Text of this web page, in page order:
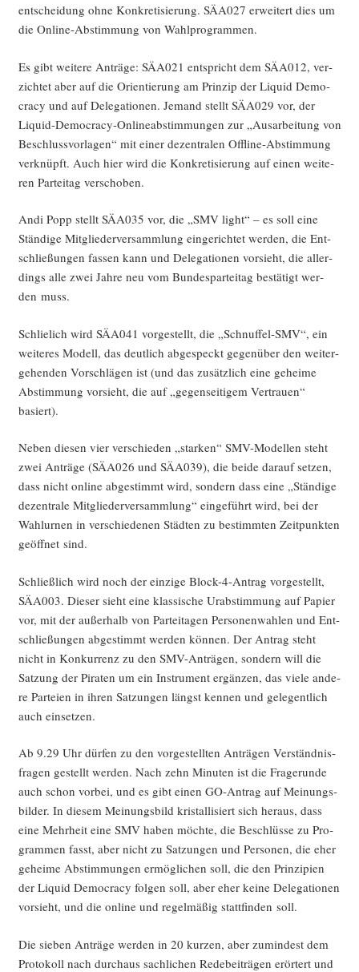
ent­schei­dung ohne Kon­kre­ti­sie­rung. SÄA027 erwei­tert dies um
die Online-Abstim­mung von Wahlprogrammen.
Es gibt wei­te­re Anträ­ge: SÄA021 ent­spricht dem SÄA012, ver­
zich­tet aber auf die Ori­en­tie­rung am Prin­zip der Liquid Demo­
cra­cy und auf Dele­ga­tio­nen. Jemand stellt SÄA029 vor, der
Liquid-Demo­cra­cy-Online­ab­stim­mun­gen zur „Aus­ar­bei­tung von
Beschluss­vor­la­gen“ mit einer dezen­tra­len Off­line-Abstim­mung
ver­knüpft. Auch hier wird die Kon­kre­ti­sie­rung auf einen wei­te­
ren Par­tei­tag verschoben.
Andi Popp stellt SÄA035 vor, die „SMV light“ – es soll eine
Stän­di­ge Mit­glie­der­ver­samm­lung ein­ge­rich­tet wer­den, die Ent­
schlie­ßun­gen fas­sen kann und Dele­ga­tio­nen vor­sieht, die aller­
dings alle zwei Jah­re neu vom Bun­des­par­tei­tag bestä­tigt wer­
den muss.
Schlie­lich wird SÄA041 vor­ge­stellt, die „Schnuf­fel-SMV“, ein
wei­te­res Modell, das deut­lich abge­speckt gegen­über den wei­ter­
ge­hen­den Vor­schlä­gen ist (und das zusätz­lich eine gehei­me
Abstim­mung vor­sieht, die auf „gegen­sei­ti­gem Ver­trau­en“
basiert).
Neben die­sen vier ver­schie­den „star­ken“ SMV-Model­len steht
zwei Anträ­ge (SÄA026 und SÄA039), die bei­de dar­auf set­zen,
dass nicht online abge­stimmt wird, son­dern dass eine „Stän­di­ge
dezen­tra­le Mit­glie­der­ver­samm­lung“ ein­ge­führt wird, bei der
Wahl­ur­nen in ver­schie­de­nen Städ­ten zu bestimm­ten Zeit­punk­ten
geöff­net sind.
Schließ­lich wird noch der ein­zi­ge Block-4-Antrag vor­ge­stellt,
SÄA003. Die­ser sieht eine klas­si­sche Urab­stim­mung auf Papier
vor, mit der außer­halb von Par­tei­ta­gen Per­so­nen­wah­len und Ent­
schlie­ßun­gen abge­stimmt wer­den kön­nen. Der Antrag steht
nicht in Kon­kur­renz zu den SMV-Anträ­gen, son­dern will die
Sat­zung der Pira­ten um ein Instru­ment ergän­zen, das vie­le ande­
re Par­tei­en in ihren Sat­zun­gen längst ken­nen und gele­gent­lich
auch einsetzen.
Ab 9.29 Uhr dür­fen zu den vor­ge­stell­ten Anträ­gen Ver­ständ­nis­
fra­gen gestellt wer­den. Nach zehn Minu­ten ist die Fra­ge­run­de
auch schon vor­bei, und es gibt einen GO-Antrag auf Mei­nungs­
bil­der. In die­sem Mei­nungs­bild kris­tal­li­siert sich her­aus, dass
eine Mehr­heit eine SMV haben möch­te, die Beschlüs­se zu Pro­
gram­men fasst, aber nicht zu Sat­zun­gen und Per­so­nen, die eher
gehei­me Abstim­mun­gen ermög­li­chen soll, die den Prin­zi­pi­en
der Liquid Demo­cra­cy fol­gen soll, aber eher kei­ne Dele­ga­tio­nen
vor­sieht, und die online und regel­mä­ßig statt­fin­den soll.
Die sie­ben Anträ­ge wer­den in 20 kur­zen, aber zumin­dest dem
Pro­to­koll nach durch­aus sach­li­chen Rede­bei­trä­gen erör­tert und